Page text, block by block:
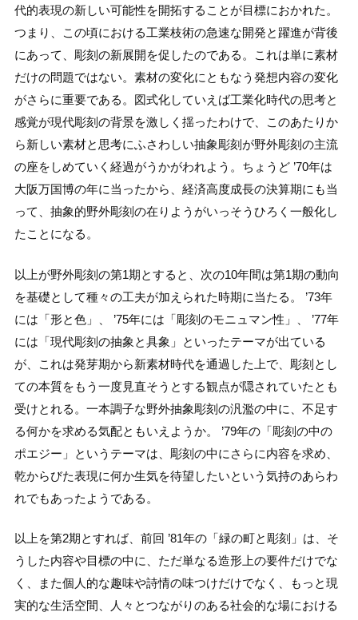
代的表現の新しい可能性を開拓することが目標におかれた。
つまり、この頃における工業枝術の急速な開発と躍進が背後
にあって、彫刻の新展開を促したのである。これは単に素材
だけの問題ではない。素材の変化にともなう発想内容の変化
がさらに重要である。図式化していえば工業化時代の思考と
感覚が現代彫刻の背景を激しく揺ったわけで、このあたりか
ら新しい素材と思考にふさわしい抽象彫刻が野外彫刻の主流
の座をしめていく経過がうかがわれよう。ちょうど ’70年は
大阪万国博の年に当ったから、経済高度成長の決算期にも当
って、抽象的野外彫刻の在りようがいっそうひろく一般化し
たことになる。
以上が野外彫刻の第1期とすると、次の10年間は第1期の動向
を基礎として種々の工夫が加えられた時期に当たる。 ’73年
には「形と色」、 ’75年には「彫刻のモニュマン性」、 ’77年
には「現代彫刻の抽象と具象」といったテーマが出ている
が、これは発芽期から新素材時代を通過した上で、彫刻とし
ての本質をもう一度見直そうとする観点が隠されていたとも
受けとれる。一本調子な野外抽象彫刻の汎濫の中に、不足す
る何かを求める気配ともいえようか。 ’79年の「彫刻の中の
ポエジー」というテーマは、彫刻の中にさらに内容を求め、
乾からびた表現に何か生気を待望したいという気持のあらわ
れでもあったようである。
以上を第2期とすれば、前回 ’81年の「緑の町と彫刻」は、そ
うした内容や目標の中に、ただ単なる造形上の要件だけでな
く、また個人的な趣味や詩情の味つけだけでなく、もっと現
実的な生活空間、人々とつながりのある社会的な場における